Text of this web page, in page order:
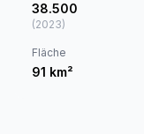
38.500
(2023)
Fläche
91 km²